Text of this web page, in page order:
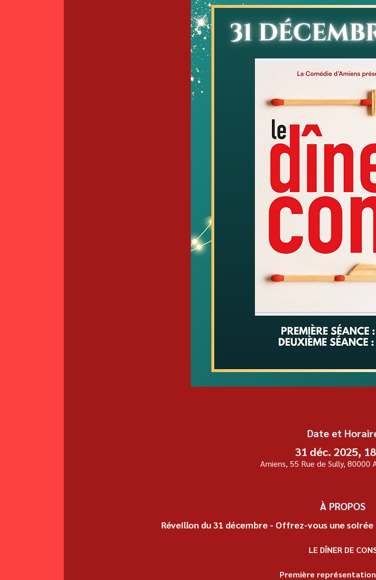
Date et
31 déc. 2025,
Amiens, 55 Rue de Sully, 80000
À PROPOS
Réveillon du 31 décembre - Offrez-vous une soirée
LE DÎNER DE
Première représentation